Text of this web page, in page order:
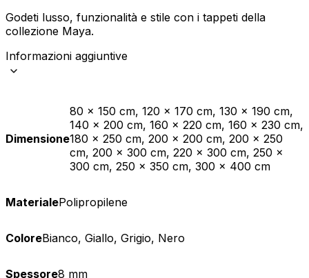
Godeti lusso, funzionalità e stile con i tappeti della
collezione Maya.
Informazioni aggiuntive
Dimensione
80 x 150 cm, 120 x 170 cm, 130 x 190 cm,
140 x 200 cm, 160 x 220 cm, 160 x 230 cm,
180 x 250 cm, 200 x 200 cm, 200 x 250
cm, 200 x 300 cm, 220 x 300 cm, 250 x
300 cm, 250 x 350 cm, 300 x 400 cm
MaterialePolipropilene
ColoreBianco, Giallo, Grigio, Nero
Spessore8 mm